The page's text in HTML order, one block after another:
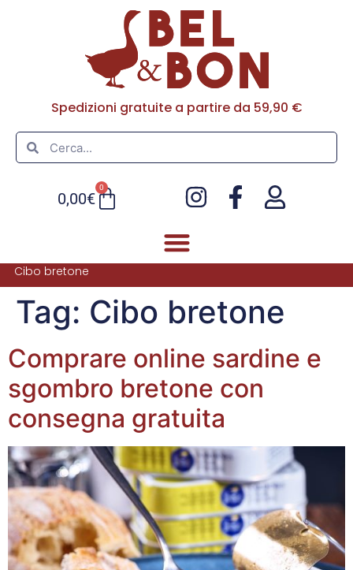
Spedizioni gratuite a partire da 59,90 €
0,00€
0
Cibo bretone
Tag: Cibo bretone
Comprare online sardine e
sgombro bretone con
consegna gratuita